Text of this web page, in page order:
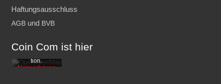
Haftungsausschluss
AGBund BVB
Coin Com ist hier
Laden der
Kar­te akzep­
tie­ren Sie die
Open­Street­
ti­on.
Mehr erfah­ren